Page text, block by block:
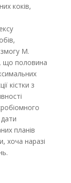
коків,
змогу М.
що половина
кістки з
планів
хоча наразі